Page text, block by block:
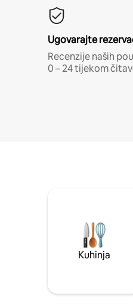
Ugovarajte
Recenzije naših
0 – 24 tijekom
Kuhinja